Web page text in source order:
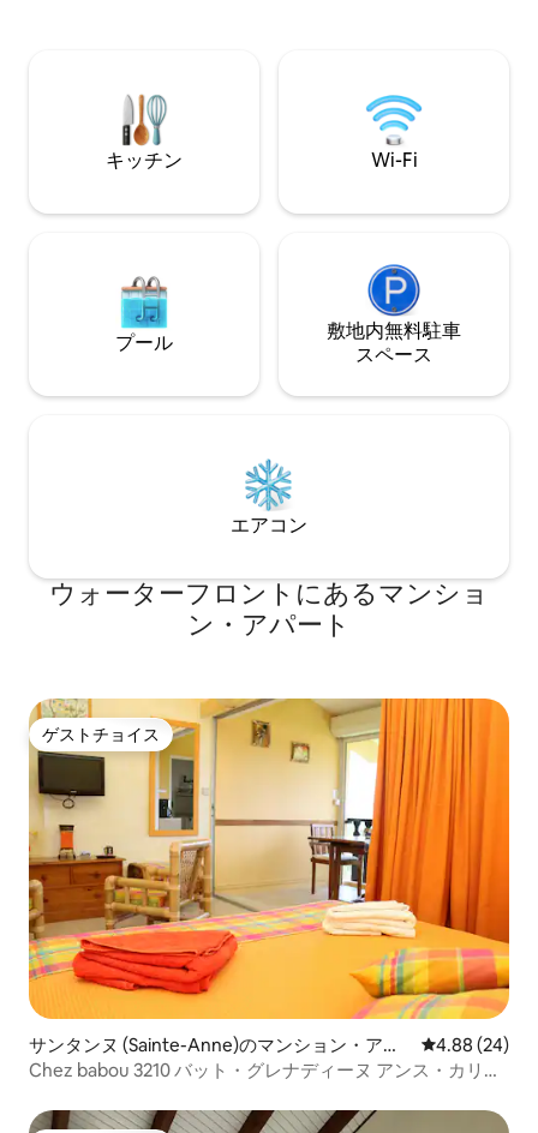
海でのお出かけの可能性があります（ご
相談ください）
なバスルーム •
ランへの迅速なアクセス 静か
環境
キッチン Wi-Fi
プール
敷地内無料駐⁠車
ス⁠ペ⁠ー⁠ス
エアコン
ウォーターフロントにあるマンショ
ン・アパート
ゲストチョイス
ゲストチョイス
サンタンヌ (Sainte-Anne)のマンション・アパ
ート
レビュー24
4.88 (24)
Chez babou 3210 バット・グレナディーヌ アンス・カリタ